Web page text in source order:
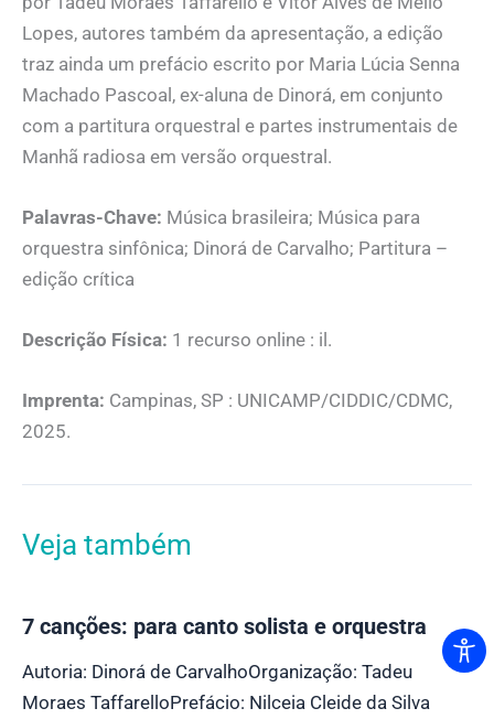
Lopes, autores também da apresentação, a edição
traz ainda um prefácio escrito por Maria Lúcia Senna
Machado Pascoal, ex-aluna de Dinorá, em conjunto
com a partitura orquestral e partes instrumentais de
Manhã radiosa em versão orquestral.
Palavras-Chave: Música brasileira; Música para
orquestra sinfônica; Dinorá de Carvalho; Partitura –
edição crítica
Descrição Física: 1 recurso online : il.
Imprenta: Campinas, SP : UNICAMP/CIDDIC/CDMC,
2025.
Veja também
7 canções: para canto solista e orquestra
Autoria: Dinorá de CarvalhoOrganização: Tadeu
Moraes TaffarelloPrefácio: Nilceia Cleide da Silva